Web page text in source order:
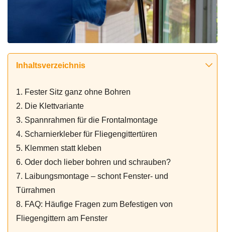
Inhaltsverzeichnis
1. Fester Sitz ganz ohne Bohren
2. Die Klettvariante
3. Spannrahmen für die Frontalmontage
4. Scharnierkleber für Fliegengittertüren
5. Klemmen statt kleben
6. Oder doch lieber bohren und schrauben?
7. Laibungsmontage – schont Fenster- und
Türrahmen
8. FAQ: Häufige Fragen zum Befestigen von
Fliegengittern am Fenster